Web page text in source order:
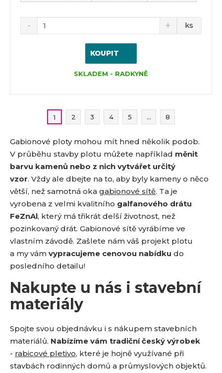
ks
KOUPIT
SKLADEM - RADKYNĚ
1 2 3 4 5 ... 8
Gabionové ploty mohou mít hned několik podob.
V průběhu stavby plotu můžete například měnit
barvu kamenů nebo z nich vytvářet určitý
vzor. Vždy ale dbejte na to, aby byly kameny o něco
větší, než samotná oka gabionové sítě. Ta je
vyrobena z velmi kvalitního galfanového drátu
FeZnAl, který má třikrát delší životnost, než
pozinkovaný drát. Gabionové sítě vyrábíme ve
vlastním závodě. Zašlete nám váš projekt plotu
a my vám vypracujeme cenovou nabídku do
posledního detailu!
Nakupte u nás i stavební
materiály
Spojte svou objednávku i s nákupem stavebních
materiálů. Nabízíme vám tradiční český výrobek
- rabicové pletivo, které je hojně využívané při
stavbách rodinných domů a průmyslových objektů.